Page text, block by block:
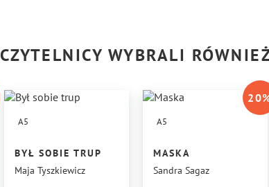
CZYTELNICY WYBRALI
A5
BYŁ SOBIE TRUP
Maja Tyszkiewicz
A5
20
MASKA
Sandra Sagaz